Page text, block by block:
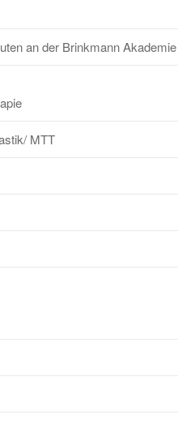
an der Brinkmann
MTT